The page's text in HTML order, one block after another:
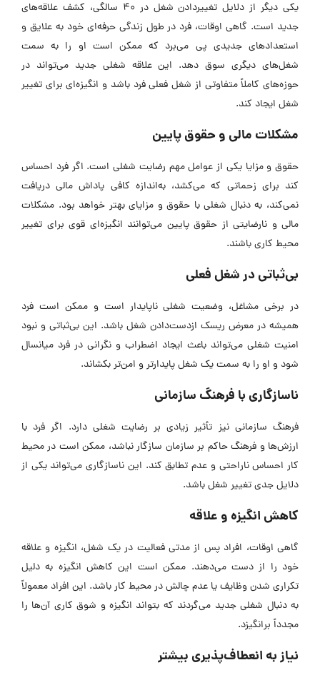
یکی دیگر از دلایل تغییردادن شغل در 40 سالگی، کشف علاقه‌های
جدید است. گاهی اوقات، فرد در طول زندگی حرفه‌ای خود به علایق و
استعدادهای جدیدی پی می‌برد که ممکن است او را به سمت
شغل‌های دیگری سوق دهد. این علاقه شغلی جدید می‌تواند در
حوزه‌های کاملاً متفاوتی از شغل فعلی فرد باشد و انگیزه‌ای برای تغییر
شغل ایجاد کند.
مشکلات مالی و حقوق پایین
حقوق و مزایا یکی از عوامل مهم رضایت شغلی است. اگر فرد احساس
کند برای زحماتی که می‌کشد، به‌اندازه کافی پاداش مالی دریافت
نمی‌کند، به دنبال شغلی با حقوق و مزایای بهتر خواهد بود. مشکلات
مالی و نارضایتی از حقوق پایین می‌توانند انگیزه‌ای قوی برای تغییر
محیط کاری باشند.
بی‌ثباتی در شغل فعلی
در برخی مشاغل، وضعیت شغلی ناپایدار است و ممکن است فرد
همیشه در معرض ریسک ازدست‌دادن شغل باشد. این بی‌ثباتی و نبود
امنیت شغلی می‌تواند باعث ایجاد اضطراب و نگرانی در فرد میانسال
شود و او را به سمت یک شغل پایدارتر و امن‌تر بکشاند.
ناسازگاری با فرهنگ سازمانی
فرهنگ سازمانی نیز تأثیر زیادی بر رضایت شغلی دارد. اگر فرد با
ارزش‌ها و فرهنگ حاکم بر سازمان سازگار نباشد، ممکن است در محیط
کار احساس ناراحتی و عدم تطابق کند. این ناسازگاری می‌تواند یکی از
دلایل جدی تغییر شغل باشد.
کاهش انگیزه و علاقه
گاهی اوقات، افراد پس از مدتی فعالیت در یک شغل، انگیزه و علاقه
خود را از دست می‌دهند. ممکن است این کاهش انگیزه به دلیل
تکراری شدن وظایف یا عدم چالش در محیط کار باشد. این افراد معمولاً
به دنبال شغلی جدید می‌گردند که بتواند انگیزه و شوق کاری آن‌ها را
مجدداً برانگیزد.
نیاز به انعطاف‌پذیری بیشتر